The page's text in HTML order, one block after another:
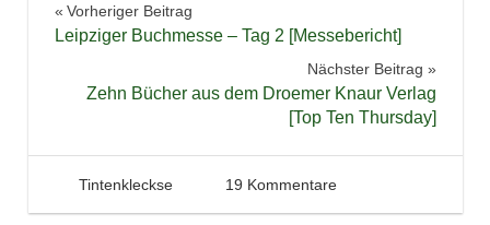
Leipziger
Buchmesse
Beitragsnavigation
Vorheriger Beitrag
Leipziger Buchmesse – Tag 2 [Messebericht]
Nächster Beitrag
Zehn Bücher aus dem Droemer Knaur Verlag
[Top Ten Thursday]
17. März 2015
Tintenhain
Tintenkleckse 19 Kommentare